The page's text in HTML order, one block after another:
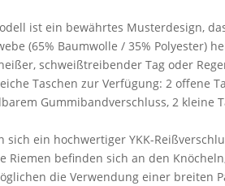
ist ein bewährtes Musterdesign,
(65% Baumwolle / 35%
schweißtreibender Tag oder
Taschen zur Verfügung: 2 offene
Gummibandverschluss, 2
sich ein hochwertiger YKK-
Riemen befinden sich an den
die Verwendung einer breiten